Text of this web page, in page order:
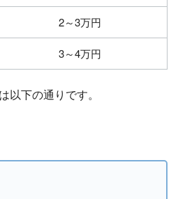
2～3万円
3～4万円
以下の通りです。